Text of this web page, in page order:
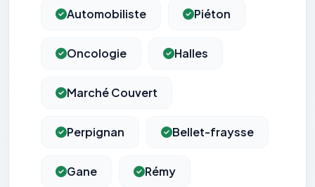
Automobiliste Piéton
Oncologie Halles
Marché Couvert
Perpignan Bellet-fraysse
Gane Rémy